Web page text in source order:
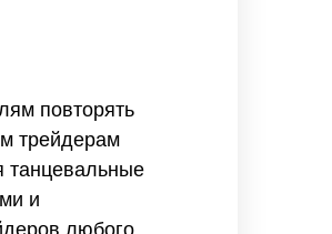
повторять
трейдерам
танцевальные
и
любого